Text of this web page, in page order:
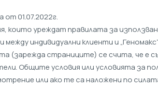
01.07.2022г.
уреждат правилата за
индивидуални клиенти и
(зарежда страниците) се счита, че е
Общите условия или условията за
или ако те са наложени по